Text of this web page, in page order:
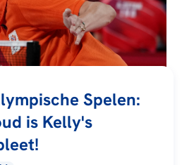
Spelen:
is Kelly's